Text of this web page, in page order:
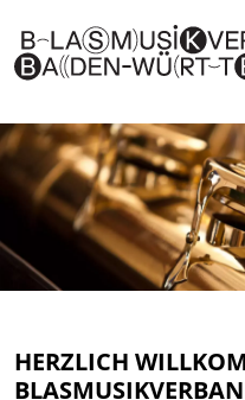
HERZLICH